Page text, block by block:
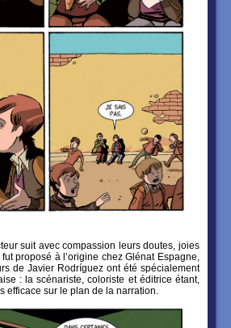
suit avec compassion leurs doutes, joies
proposé à l’origine chez Glénat Espagne,
de Javier Rodríguez ont été spécialement
: la scénariste, coloriste et éditrice étant,
efficace sur le plan de la narration.